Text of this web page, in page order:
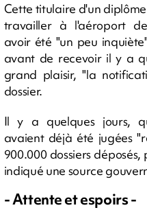
Cette titulaire d'un
travailler à l'aéroport
avoir été "un peu
avant de recevoir il y a
grand plaisir, "la
dossier.
Il y a quelques jours,
avaient déjà été jugées
900.000 dossiers
indiqué une source
- Attente et espoirs -